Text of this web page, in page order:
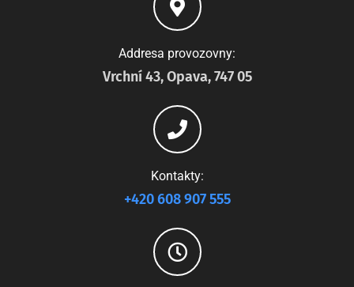
Addresa provozovny:
Vrchní 43, Opava, 747 05
Kontakty:
+420 608 907 555